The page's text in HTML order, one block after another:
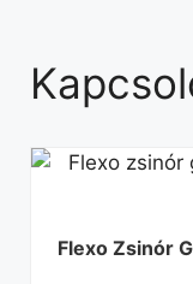
Flexo Zsinór